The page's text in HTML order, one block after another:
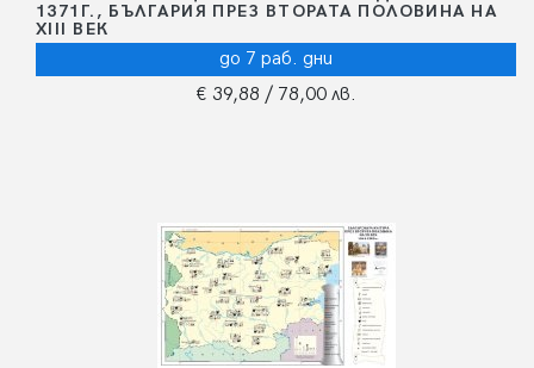
1371Г., БЪЛГАРИЯ ПРЕЗ ВТОРАТА ПОЛОВИНА НА
XIII ВЕК
до 7 раб. дни
€ 39,88 / 78,00 лв.